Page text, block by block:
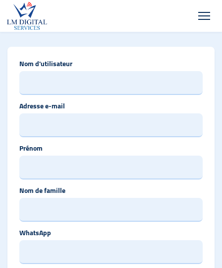
Nom d'utilisateur
Adresse e-mail
Prénom
Nom de famille
WhatsApp